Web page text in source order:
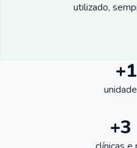
utilizado,